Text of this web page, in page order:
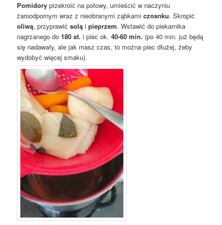
Pomidory przekroić na połowy, umieścić w naczyniu
żaroodpornym wraz z nieobranymi ząbkamiczosnku. Skropić
oliwą, przyprawićsolą ipieprzem. Wstawić do piekarnika
nagrzanego do180 st. i piec ok.40-60 min. (po 40 min. już będą
się nadawały, ale jak masz czas, to można piec dłużej, żeby
wydobyć więcej smaku).